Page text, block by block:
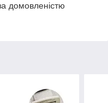
домовленістю